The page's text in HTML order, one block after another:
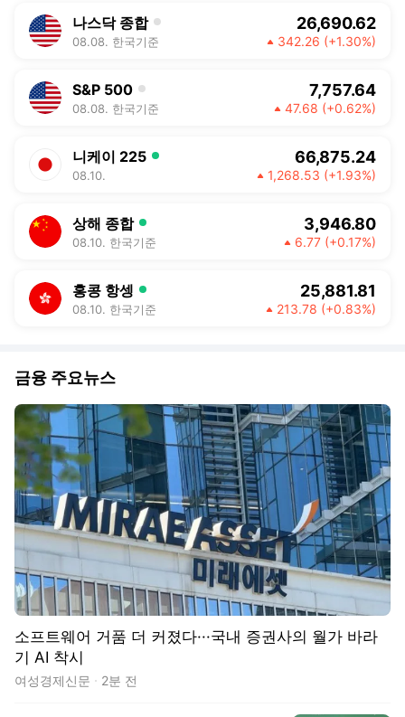
나스닥 종합
08.08. 한국기준
26,690.62
342.26 (+1.30%)
S&P 500
08.08. 한국기준
7,757.64
47.68 (+0.62%)
니케이 225
08.10.
66,875.24
1,268.53 (+1.93%)
상해 종합
08.10. 한국기준
3,946.80
6.77 (+0.17%)
홍콩 항셍
08.10. 한국기준
25,881.81
213.78 (+0.83%)
금융 주요뉴스
소프트웨어 거품 더 커졌다···국내 증권사의 월가 바라
기 AI 착시
여성경제신문 2분 전